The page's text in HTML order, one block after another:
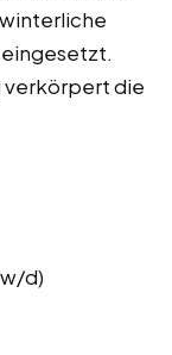
verkörpert die
d)